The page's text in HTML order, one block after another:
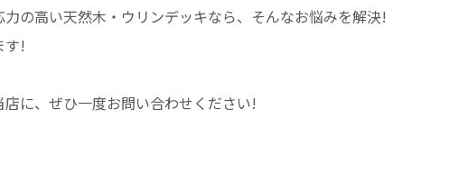
の高い天然木・ウリンデッキなら、そんなお悩みを解決!
す!
に、ぜひ一度お問い合わせください!